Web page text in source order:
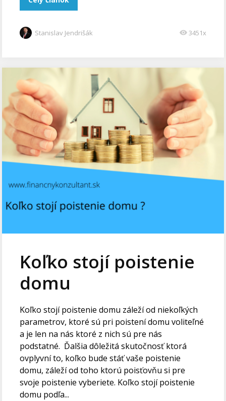
Stanislav Jendrišák 3451x
Koľko stojí poistenie
domu
Koľko stojí poistenie domu záleží od niekoľkých
parametrov, ktoré sú pri poistení domu voliteľné
a je len na nás ktoré z nich sú pre nás
podstatné. Ďalšia dôležitá skutočnosť ktorá
ovplyvní to, koľko bude stáť vaše poistenie
domu, záleží od toho ktorú poisťovňu si pre
svoje poistenie vyberiete. Koľko stojí poistenie
domu podľa...